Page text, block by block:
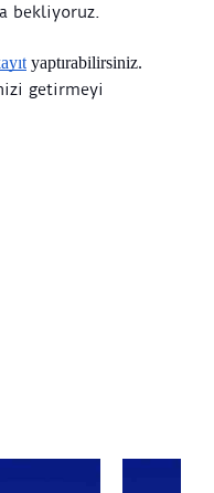
bekliyoruz.
yaptırabilirsiniz.
getirmeyi
Güneş